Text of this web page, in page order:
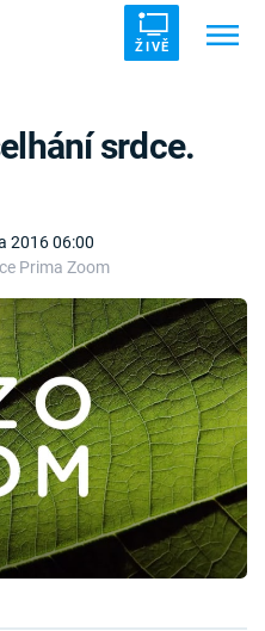
ŽIVĚ
2016 06:00
Prima Zoom
srdce.